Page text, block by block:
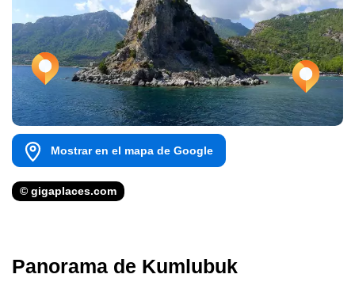
Mostrar en el mapa de Google
© gigaplaces.com
Panorama de Kumlubuk